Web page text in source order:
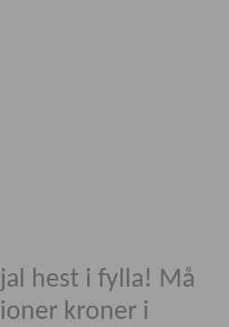
hest i fylla! Må
kroner i